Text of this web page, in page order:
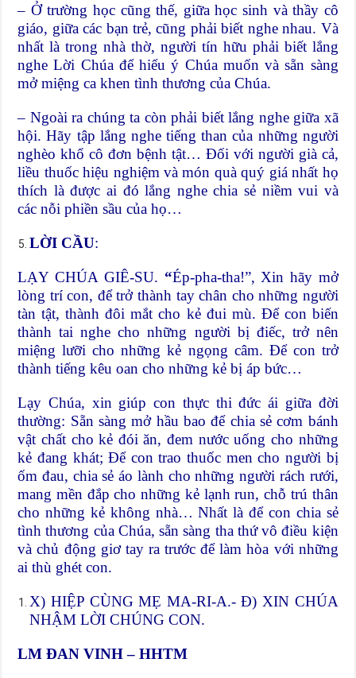
– Ở trường học cũng thế, giữa học sinh và thầy cô
giáo, giữa các bạn trẻ, cũng phải biết nghe nhau. Và
nhất là trong nhà thờ, người tín hữu phải biết lắng
nghe Lời Chúa để hiểu ý Chúa muốn và sẵn sàng
mở miệng ca khen tình thương của Chúa.
– Ngoài ra chúng ta còn phải biết lắng nghe giữa xã
hội. Hãy tập lắng nghe tiếng than của những người
nghèo khổ cô đơn bệnh tật… Đối với người già cả,
liều thuốc hiệu nghiệm và món quà quý giá nhất họ
thích là được ai đó lắng nghe chia sẻ niềm vui và
các nỗi phiền sầu của họ…
LỜI CẦU:
LẠY CHÚA GIÊ-SU. “Ép-pha-tha!”, Xin hãy mở
lòng trí con, để trở thành tay chân cho những người
tàn tật, thành đôi mắt cho kẻ đui mù. Để con biến
thành tai nghe cho những người bị điếc, trở nên
miệng lưỡi cho những kẻ ngọng câm. Để con trở
thành tiếng kêu oan cho những kẻ bị áp bức…
Lạy Chúa, xin giúp con thực thi đức ái giữa đời
thường: Sẵn sàng mở hầu bao để chia sẻ cơm bánh
vật chất cho kẻ đói ăn, đem nước uống cho những
kẻ đang khát; Để con trao thuốc men cho người bị
ốm đau, chia sẻ áo lành cho những người rách rưới,
mang mền đắp cho những kẻ lạnh run, chỗ trú thân
cho những kẻ không nhà… Nhất là để con chia sẻ
tình thương của Chúa, sẵn sàng tha thứ vô điều kiện
và chủ động giơ tay ra trước để làm hòa với những
ai thù ghét con.
X) HIỆP CÙNG MẸ MA-RI-A.- Đ) XIN CHÚA
NHẬM LỜI CHÚNG CON.
LM ĐAN VINH – HHTM